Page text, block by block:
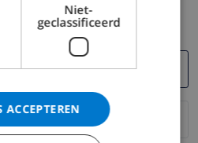
adres niet correct werkt.
Niet-
geclassificeerd
ACCEPTEREN